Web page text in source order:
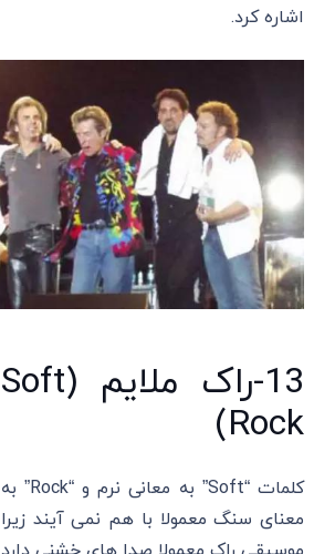
اشاره کرد.
13-راک ملایم (Soft
Rock)
کلمات “Soft” به معانی نرم و “Rock” به
معنای سنگ معمولا با هم نمی آیند زیرا